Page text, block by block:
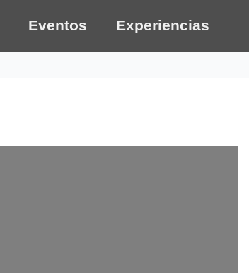
Eventos Experiencias